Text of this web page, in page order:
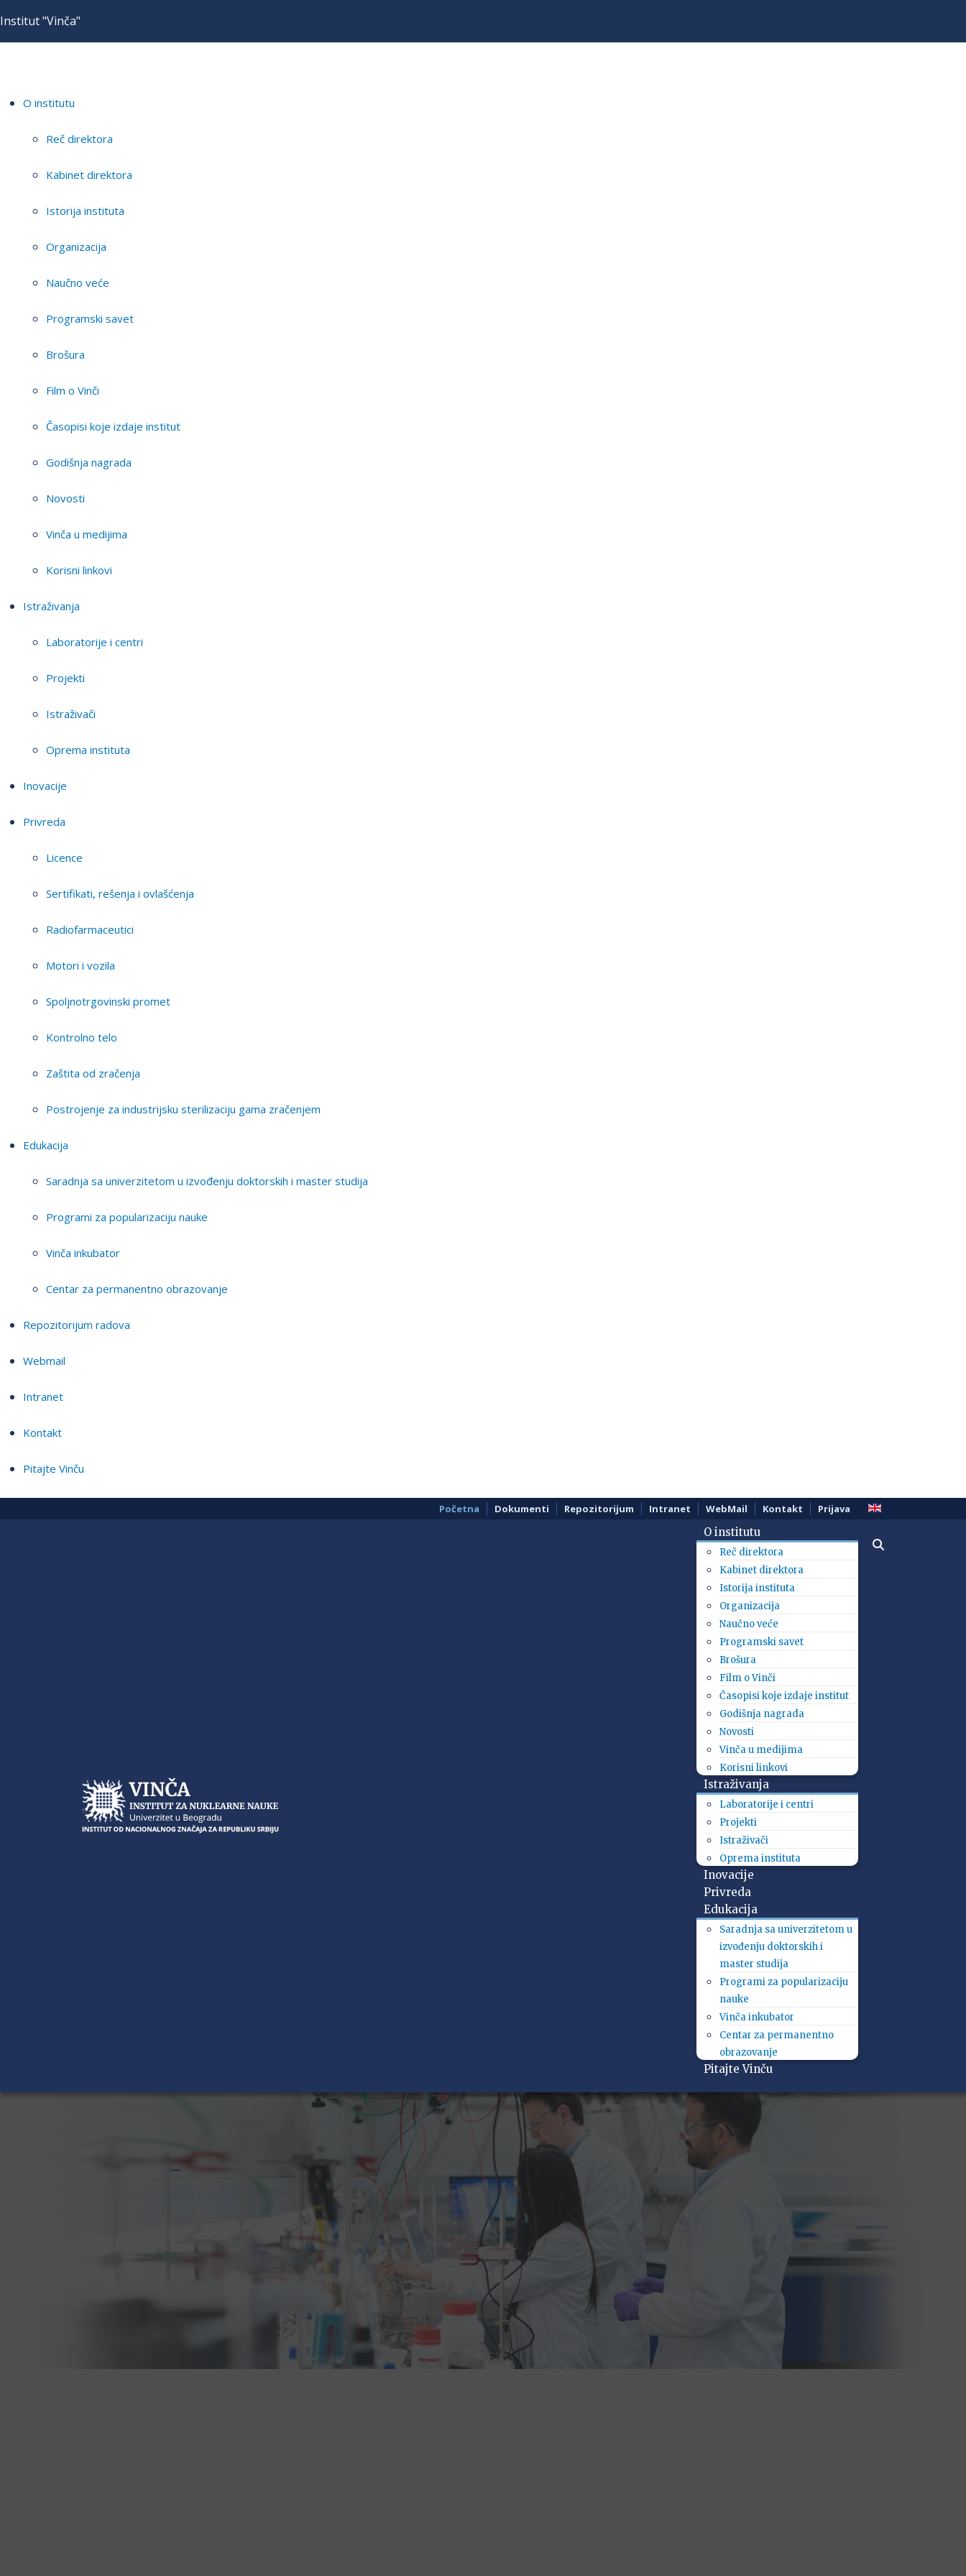
Institut "Vinča"
O institutu
Reč direktora
Kabinet direktora
Istorija instituta
Organizacija
Naučno veće
Programski savet
Brošura
Film o Vinči
Časopisi koje izdaje institut
Godišnja nagrada
Novosti
Vinča u medijima
Korisni linkovi
Istraživanja
Laboratorije i centri
Projekti
Istraživači
Oprema instituta
Inovacije
Privreda
Licence
Sertifikati, rešenja i ovlašćenja
Radiofarmaceutici
Motori i vozila
Spoljnotrgovinski promet
Kontrolno telo
Zaštita od zračenja
Postrojenje za industrijsku sterilizaciju gama zračenjem
Edukacija
Saradnja sa univerzitetom u izvođenju doktorskih i master studija
Programi za popularizaciju nauke
Vinča inkubator
Centar za permanentno obrazovanje
Repozitorijum radova
Webmail
Intranet
Kontakt
Pitajte Vinču
Početna Dokumenti Repozitorijum Intranet WebMail Kontakt Prijava
O institutu
Reč direktora
Kabinet direktora
Istorija instituta
Organizacija
Naučno veće
Programski savet
Brošura
Film o Vinči
Časopisi koje izdaje institut
Godišnja nagrada
Novosti
Vinča u medijima
Korisni linkovi
Istraživanja
Laboratorije i centri
Projekti
Istraživači
Oprema instituta
Inovacije
Privreda
Edukacija
Saradnja sa univerzitetom u
izvođenju doktorskih i
master studija
Programi za popularizaciju
nauke
Vinča inkubator
Centar za permanentno
obrazovanje
Pitajte Vinču